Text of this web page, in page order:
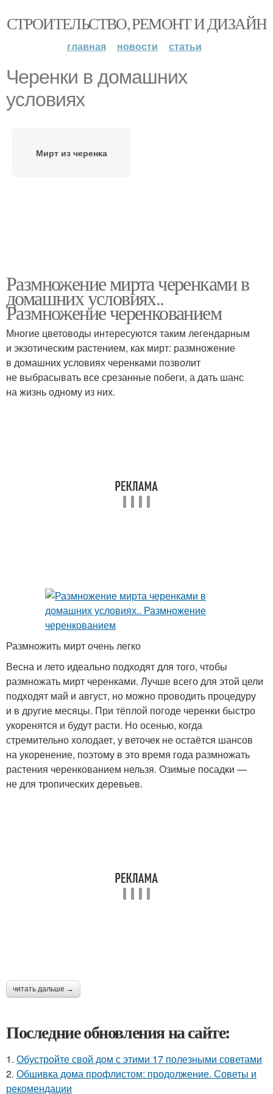
СТРОИТЕЛЬСТВО, РЕМОНТ И ДИЗАЙН
главная новости статьи
Черенки в домашних
условиях
Мирт из черенка
Размножение мирта черенками в
домашних условиях..
Размножение черенкованием
Многие цветоводы интересуются таким легендарным
и экзотическим растением, как мирт: размножение
в домашних условиях черенками позволит
не выбрасывать все срезанные побеги, а дать шанс
на жизнь одному из них.
Размножить мирт очень легко
Весна и лето идеально подходят для того, чтобы
размножать мирт черенками. Лучше всего для этой цели
подходят май и август, но можно проводить процедуру
и в другие месяцы. При тёплой погоде черенки быстро
укоренятся и будут расти. Но осенью, когда
стремительно холодает, у веточек не остаётся шансов
на укоренение, поэтому в это время года размножать
растения черенкованием нельзя. Озимые посадки —
не для тропических деревьев.
читать дальше →
Последние обновления на сайте:
1. Обустройте свой дом с этими 17 полезными советами
2. Обшивка дома профлистом: продолжение. Советы и
рекомендации